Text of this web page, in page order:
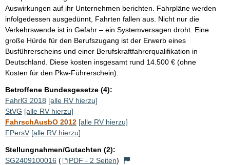
Auswirkungen auf ihr Unternehmen berichten. Fahrpläne werden
infolgedessen ausgedünnt, Fahrten fallen aus. Nicht nur die
Verkehrswende ist in Gefahr – ein Systemversagen droht. Eine
große Hürde für den Berufszugang ist der Erwerb eines
Busführerscheins und einer Berufskraftfahrerqualifikation in
Deutschland. Diese kosten insgesamt rund 14.500 € (ohne
Kosten für den Pkw-Führerschein).
Betroffene Bundesgesetze (4):
FahrlG 2018 [alle RV hierzu]
StVG [alle RV hierzu]
FahrschAusbO 2012 [alle RV hierzu]
FPersV [alle RV hierzu]
Stellungnahmen/Gutachten (2):
SG2409100016 ( PDF - 2 Seiten)